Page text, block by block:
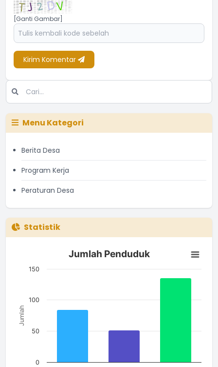
[Ganti Gambar]
Kirim Komentar
Menu Kategori
Berita Desa
Program Kerja
Peraturan Desa
Statistik
Jumlah Penduduk
Bar chart with 3 bars.
The chart has 1 X axis displaying categories.
The chart has 1 Y axis displaying Jumlah. Data ranges from
Jumlah
Jumlah Penduduk
0
50
100
150